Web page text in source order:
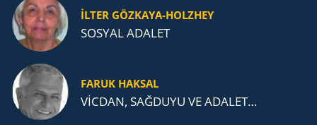
İLTER GÖZKAYA-HOLZHEY
SOSYAL ADALET
FARUK HAKSAL
VİCDAN, SAĞ­DU­YU VE ADA­LET…